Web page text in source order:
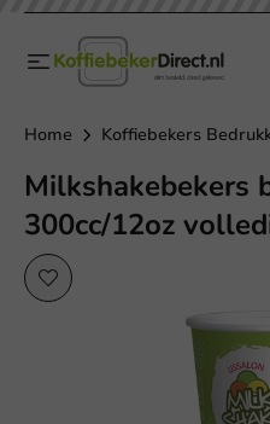
Home Koffiebekers
Milkshakebekers
300cc/12oz